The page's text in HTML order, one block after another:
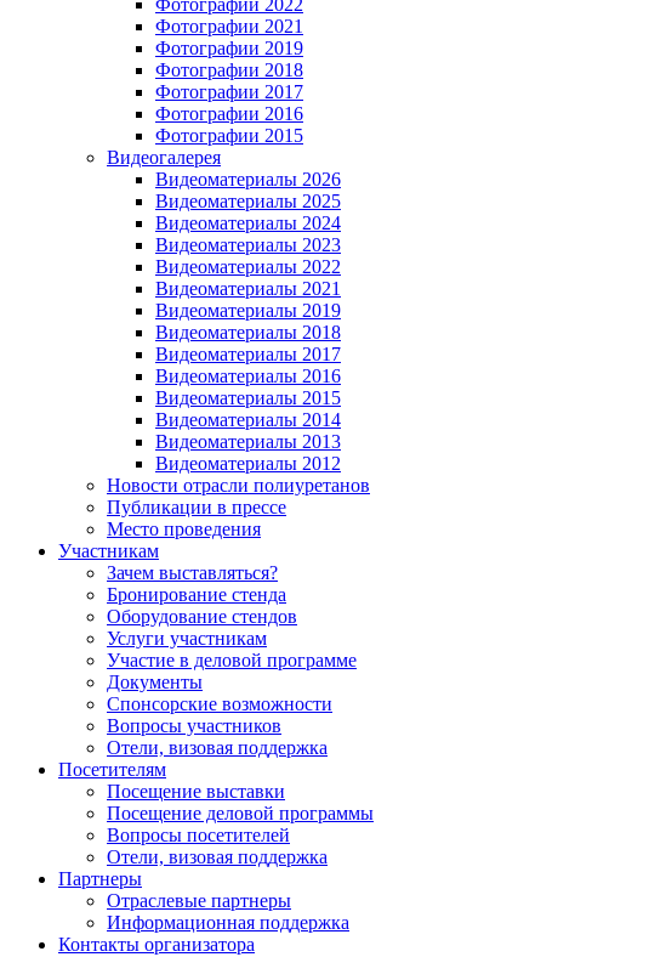
Фотографии 2022
Фотографии 2021
Фотографии 2019
Фотографии 2018
Фотографии 2017
Фотографии 2016
Фотографии 2015
Видеогалерея
Видеоматериалы 2026
Видеоматериалы 2025
Видеоматериалы 2024
Видеоматериалы 2023
Видеоматериалы 2022
Видеоматериалы 2021
Видеоматериалы 2019
Видеоматериалы 2018
Видеоматериалы 2017
Видеоматериалы 2016
Видеоматериалы 2015
Видеоматериалы 2014
Видеоматериалы 2013
Видеоматериалы 2012
Новости отрасли полиуретанов
Публикации в прессе
Место проведения
Участникам
Зачем выставляться?
Бронирование стенда
Оборудование стендов
Услуги участникам
Участие в деловой программе
Документы
Спонсорские возможности
Вопросы участников
Отели, визовая поддержка
Посетителям
Посещение выставки
Посещение деловой программы
Вопросы посетителей
Отели, визовая поддержка
Партнеры
Отраслевые партнеры
Информационная поддержка
Контакты организатора